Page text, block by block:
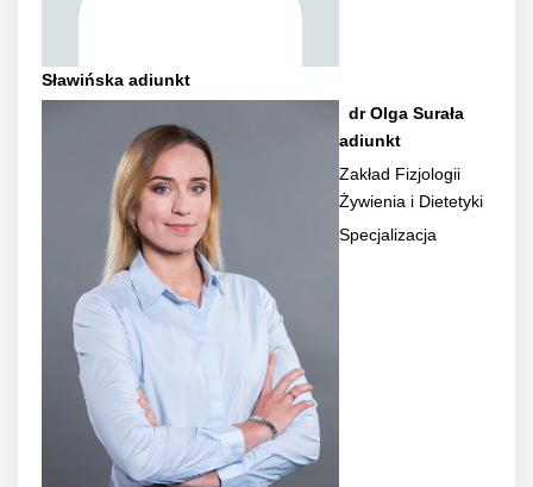
Sławińska adiunkt
dr Olga Surała
adiunkt
Zakład Fizjologii
Żywienia i Dietetyki
Specjalizacja